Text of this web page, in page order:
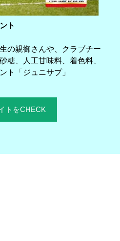
ト
の親御さんや、クラブチー
糖、人工甘味料、着色料、
ト「ジュニサプ」
トをCHECK